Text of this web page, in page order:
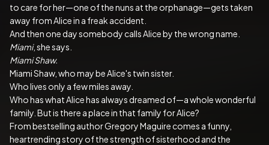
to care for her—one of the nuns at the orphanage—gets taken
Miami
Miami Shaw.
Who has what Alice has always dreamed of—a whole wonderful
From bestselling author Gregory Maguire comes a funny,
heartrending story of the strength of sisterhood and the